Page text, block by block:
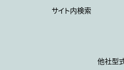
サイト内検索
他社型